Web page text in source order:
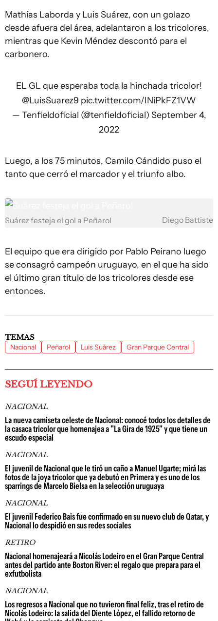
Mathías Laborda y Luis Suárez, con un golazo
desde afuera del área, adelantaron a los tricolores,
mientras que Kevin Méndez descontó para el
carbonero.
EL GL que esperaba toda la hinchada tricolor!
@LuisSuarez9 pic.twitter.com/INiPkFZ1VW
— Tenfieldoficial (@tenfieldoficial) September 4,
2022
Luego, a los 75 minutos, Camilo Cándido puso el
tanto que cerró el marcador y el triunfo albo.
Suárez festeja el gol a Peñarol Diego Battiste
El equipo que era dirigido por Pablo Peirano luego
se consagró campeón uruguayo, en el que ha sido
el último gran título de los tricolores desde ese
entonces.
TEMAS
Nacional Peñarol Luis Suárez Gran Parque Central
SEGUÍ LEYENDO
NACIONAL
La nueva camiseta celeste de Nacional: conocé todos los detalles de
la casaca tricolor que homenajea a "La Gira de 1925" y que tiene un
escudo especial
NACIONAL
El juvenil de Nacional que le tiró un caño a Manuel Ugarte; mirá las
fotos de la joya tricolor que ya debutó en Primera y es uno de los
sparrings de Marcelo Bielsa en la selección uruguaya
NACIONAL
El juvenil Federico Bais fue confirmado en su nuevo club de Qatar, y
Nacional lo despidió en sus redes sociales
RETIRO
Nacional homenajeará a Nicolás Lodeiro en el Gran Parque Central
antes del partido ante Boston River: el regalo que prepara para el
exfutbolista
NACIONAL
Los regresos a Nacional que no tuvieron final feliz, tras el retiro de
Nicolás Lodeiro: la salida del Diente López, el fallido retorno de